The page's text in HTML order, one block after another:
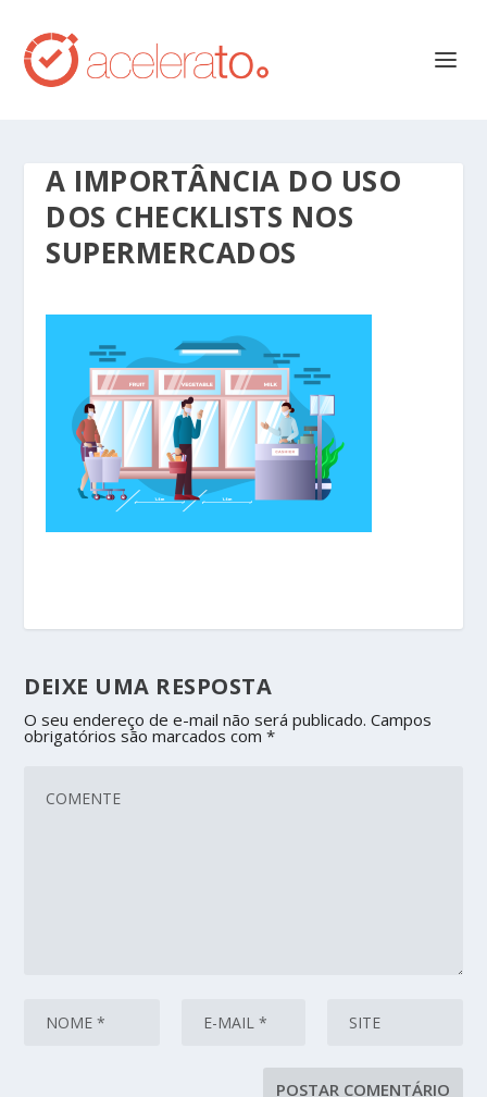
A IMPORTÂNCIA DO USO
DOS CHECKLISTS NOS
SUPERMERCADOS
DEIXE UMA RESPOSTA
O seu endereço de e-mail não será publicado. Campos
obrigatórios são marcados com*